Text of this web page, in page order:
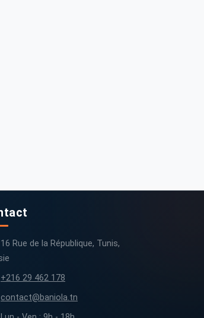
16 Rue de la République, Tunis,
+216 29 462 178
contact@baniola.tn